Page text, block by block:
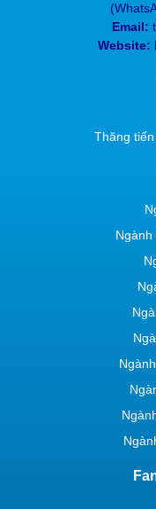
(
Email:
Website:
Thăng
Ngành